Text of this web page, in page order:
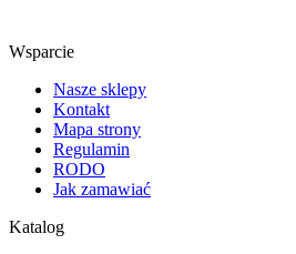
Wsparcie
Nasze sklepy
Kontakt
Mapa strony
Regulamin
RODO
Jak zamawiać
Katalog